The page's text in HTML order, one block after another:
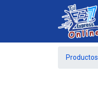
Productos